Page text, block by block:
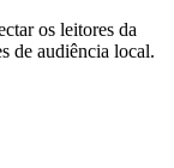
os leitores da
de audiência local.